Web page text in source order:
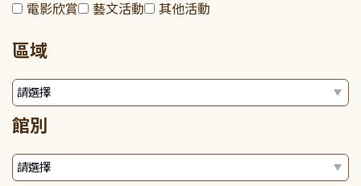
電影欣賞
藝文活動 其他活動
區域
館別